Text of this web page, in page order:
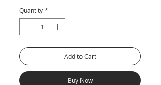
Quantity *
Add to Cart
Buy Now